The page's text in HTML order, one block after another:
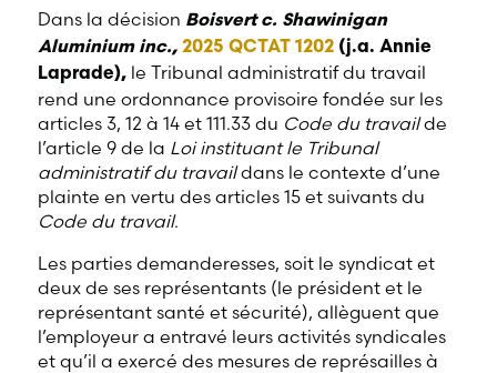
d’expertises
reliés au droit
du travail et
de l’emploi.
œuvrant dans
divers domaines
d’emploi.
Dans la décision Boisvert c. Shawinigan
Aluminium inc., 2025 QCTAT 1202(j.a. Annie
Laprade), le Tribunal administratif du travail
rend une ordonnance provisoire fondée sur les
articles 3, 12 à 14 et 111.33 du Code du travailde
l’article 9 de la Loi instituant le Tribunal
administratif du travaildans le contexte d’une
plainte en vertu des articles 15 et suivants du
Code du travail.
Les parties demanderesses, soit le syndicat et
deux de ses représentants (le président et le
représentant santé et sécurité), allèguent que
l’employeur a entravé leurs activités syndicales
et qu’il a exercé des mesures de représailles à